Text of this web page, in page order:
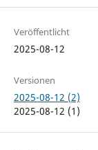
Veröffentlicht
2025-08-12
Versionen
2025-08-12 (2)
2025-08-12 (1)